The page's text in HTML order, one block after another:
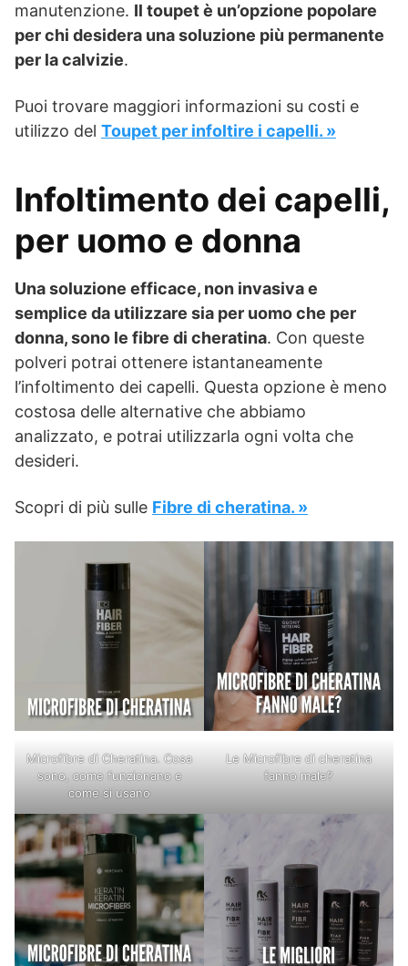
manutenzione. Il toupet è un’opzione popolare
per chi desidera una soluzione più permanente
per la calvizie.
Puoi trovare maggiori informazioni su costi e
utilizzo del Toupet per infoltire i capelli. »
Infoltimento dei capelli,
per uomo e donna
Una soluzione efficace, non invasiva e
semplice da utilizzare sia per uomo che per
donna, sono le fibre di cheratina. Con queste
polveri potrai ottenere istantaneamente
l’infoltimento dei capelli. Questa opzione è meno
costosa delle alternative che abbiamo
analizzato, e potrai utilizzarla ogni volta che
desideri.
Scopri di più sulle Fibre di cheratina. »
Microfibre di Cheratina. Cosa
sono, come funzionano e
come si usano
Le Microfibre di cheratina
fanno male?